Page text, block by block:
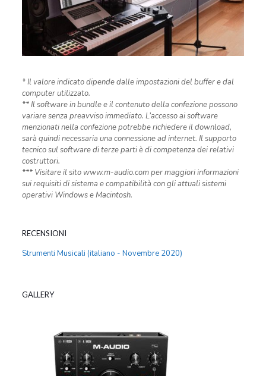
* Il valore indicato dipende dalle impostazioni del buffer e dal
computer utilizzato.
** Il software in bundle e il contenuto della confezione possono
variare senza preavviso immediato. L’accesso ai software
menzionati nella confezione potrebbe richiedere il download,
sarà quindi necessaria una connessione ad internet. Il supporto
tecnico sul software di terze parti è di competenza dei relativi
costruttori.
*** Visitare il sito www.m-audio.com per maggiori informazioni
sui requisiti di sistema e compatibilità con gli attuali sistemi
operativi Windows e Macintosh.
RECENSIONI
Strumenti Musicali (italiano - Novembre 2020)
GALLERY